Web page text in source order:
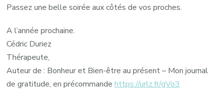
Passez une belle soirée aux côtés de vos proches.
A l’année prochaine.
Cédric Duriez
Thérapeute,
Auteur de : Bonheur et Bien-être au présent – Mon journal
de gratitude, en précommandehttps://urlz.fr/gVo3